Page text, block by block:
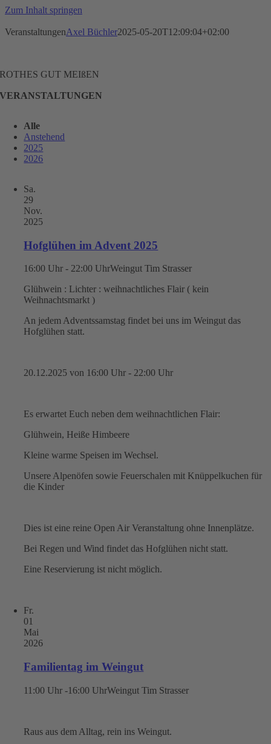
Zum Inhalt springen
VeranstaltungenAxel Büchler2025-05-20T12:09:04+02:00
ROTHES GUT MEIßEN
VERANSTALTUNGEN
Alle
Anstehend
2025
2026
Sa.
29
Nov.
2025
Hofglühen im Advent 2025
16:00 Uhr - 22:00 UhrWeingut Tim Strasser
Glühwein : Lichter : weihnachtliches Flair ( kein
Weihnachtsmarkt )
An jedem Adventssamstag findet bei uns im Weingut das
Hofglühen statt.
20.12.2025 von 16:00 Uhr - 22:00 Uhr
Es erwartet Euch neben dem weihnachtlichen Flair:
Glühwein, Heiße Himbeere
Kleine warme Speisen im Wechsel.
Unsere Alpenöfen sowie Feuerschalen mit Knüppelkuchen für
die Kinder
Dies ist eine reine Open Air Veranstaltung ohne Innenplätze.
Bei Regen und Wind findet das Hofglühen nicht statt.
Eine Reservierung ist nicht möglich.
Fr.
01
Mai
2026
Familientag im Weingut
11:00 Uhr -16:00 UhrWeingut Tim Strasser
Raus aus dem Alltag, rein ins Weingut.